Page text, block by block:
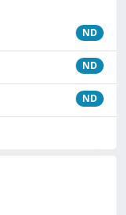
ND
ND
ND